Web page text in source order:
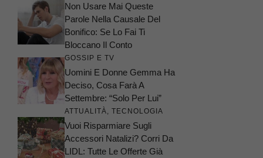
Non Usare Mai Queste
Parole Nella Causale Del
Bonifico: Se Lo Fai Ti
Bloccano Il Conto
GOSSIP E TV
Uomini E Donne Gemma Ha
Deciso, Cosa Farà A
Settembre: “Solo Per Lui”
ATTUALITÀ TECNOLOGIA
Vuoi Risparmiare Sugli
Accessori Natalizi? Corri Da
LIDL: Tutte Le Offerte Già